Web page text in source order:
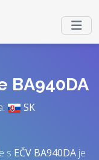
BA940DA
SK
s EČV BA940DAje